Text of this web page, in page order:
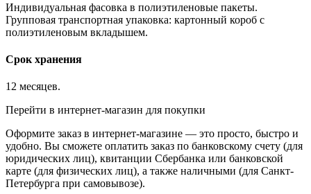
Индивидуальная фасовка в полиэтиленовые пакеты.
Групповая транспортная упаковка: картонный короб с
полиэтиленовым вкладышем.
Срок хранения
12 месяцев.
Перейти в интернет-магазин для покупки
Оформите заказ в интернет-магазине — это просто, быстро и
удобно. Вы сможете оплатить заказ по банковскому счету (для
юридических лиц), квитанции Сбербанка или банковской
карте (для физических лиц), а также наличными (для Санкт-
Петербурга при самовывозе).